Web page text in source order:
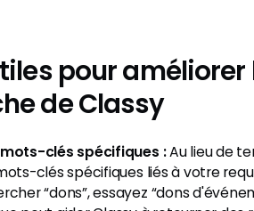
pour
de Classy
clés spécifiques :Au lieu de
clés spécifiques liés à votre
“dons”, essayez “dons